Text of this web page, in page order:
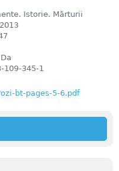
Istorie. Mărturii
2013
Da
109-345-1
bt-pages-5-6.pdf